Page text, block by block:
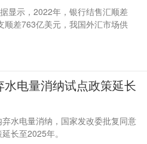
显示，2022年，银行结售汇顺差
顺差763亿美元，我国外汇市场供
电量消纳试点政策延长
水电量消纳，国家发改委批复同意
长至2025年。